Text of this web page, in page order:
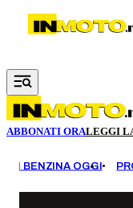
Vai al contenuto
ABBONATI ORALEGGI
BENZINA OGGI